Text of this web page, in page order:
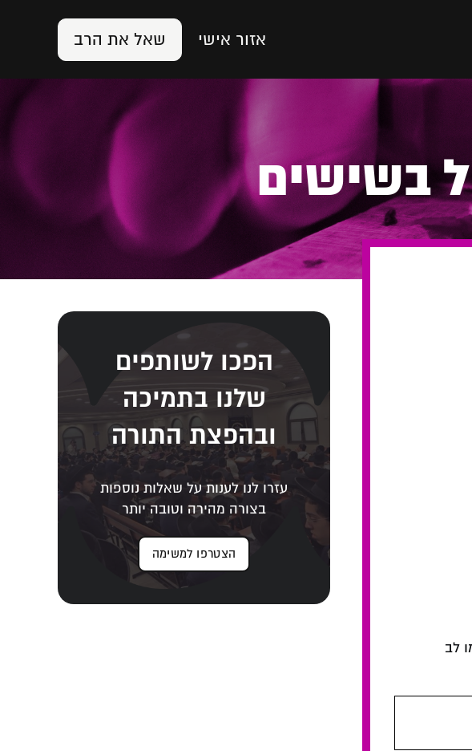
אזור אישי שאל את הרב
בשישים
לב
הפכו לשותפים
שלנו בתמיכה
ובהפצת התורה
עזרו לנו לענות על שאלות נוספות
בצורה מהירה וטובה יותר
הצטרפו למשימה